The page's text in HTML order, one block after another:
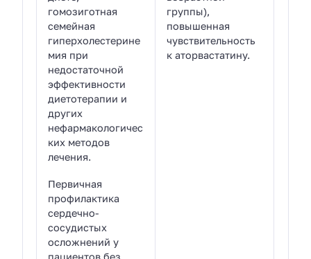
гомозиготная
семейная
гиперхолестерине
мия при
недостаточной
эффективности
диетотерапии и
других
нефармакологичес
ких методов
лечения.
Первичная
профилактика
сердечно-
сосудистых
осложнений у
пациентов без
группы),
повышенная
чувствительность
к аторвастатину.